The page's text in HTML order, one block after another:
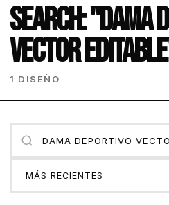
SEARCH: "DAMA
VECTOR
1 DISEÑO